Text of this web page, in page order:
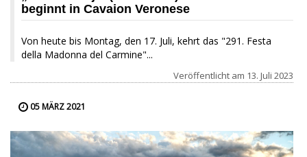
beginnt in Cavaion Veronese
Von heute bis Montag, den 17. Juli, kehrt das "291. Festa
della Madonna del Carmine"...
Veröffentlicht am 13. Juli 2023
05 MÄRZ 2021